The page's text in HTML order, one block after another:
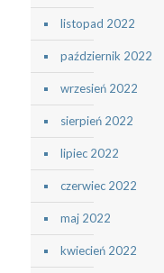
listopad 2022
październik 2022
wrzesień 2022
sierpień 2022
lipiec 2022
czerwiec 2022
maj 2022
kwiecień 2022